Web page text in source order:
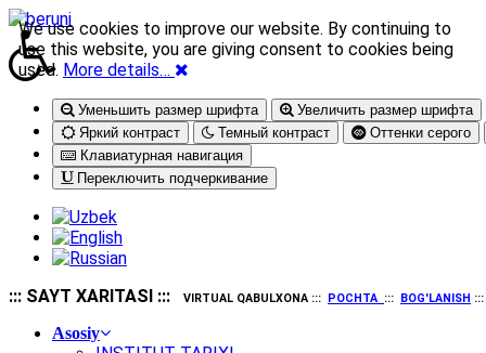
Уменьшить размер шрифта
Увеличить размер шрифта
Яркий контраст
Темный контраст
Оттенки серого
Клавиатурная навигация
Переключить подчеркивание
::: SAYT XARITASI ::: VIRTUAL QABULXONA ::: POCHTA ::: BOG'LANISH
Asosiy
We use cookies to improve our website. By continuing to
use this website, you are giving consent to cookies being
used. More details…